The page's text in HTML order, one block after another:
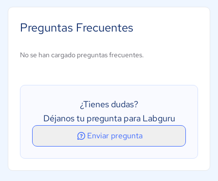
Diario de laboratorio electrónico
Preguntas Frecuentes
No se han cargado preguntas frecuentes.
¿Tienes dudas?
Déjanos tu pregunta para Labguru
Enviar pregunta